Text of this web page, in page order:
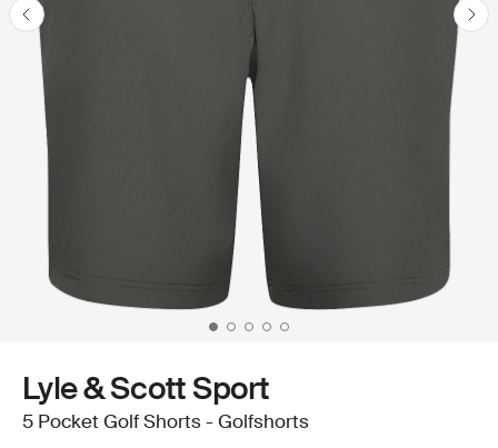
Lyle & Scott Sport
5 Pocket Golf Shorts - Golfshorts